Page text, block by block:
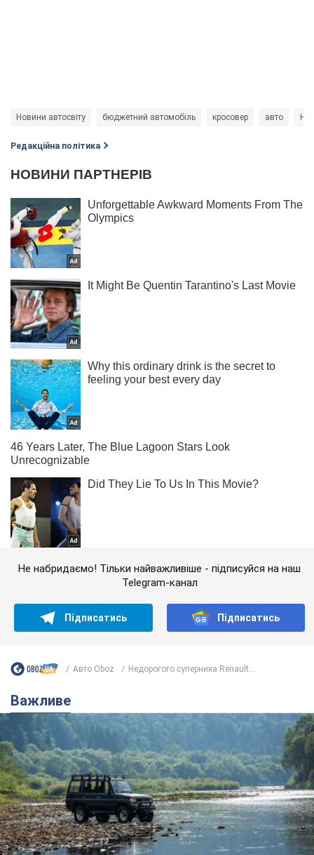
Новини автосвіту бюджетний автомобіль кросовер авто
Редакційна політика
Не набридаємо! Тільки найважливіше - підписуйся на наш
Telegram-канал
Підписатись Підписатись
Авто Oboz Недорогого суперника Renault...
Важливе